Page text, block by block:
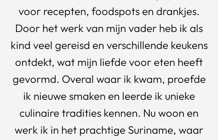
voor recepten, foodspots en drankjes.
Door het werk van mijn vader heb ik als
kind veel gereisd en verschillende keukens
ontdekt, wat mijn liefde voor eten heeft
gevormd. Overal waar ik kwam, proefde
ik nieuwe smaken en leerde ik unieke
culinaire tradities kennen. Nu woon en
werk ik in het prachtige Suriname, waar